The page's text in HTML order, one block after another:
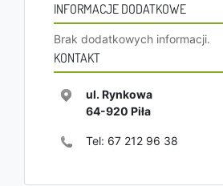
INFORMACJE DODATKOWE
Brak dodatkowych informacji.
KONTAKT
ul. Rynkowa
64-920 Piła
Tel: 67 212 96 38